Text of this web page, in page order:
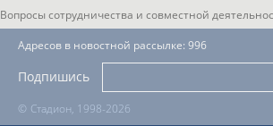
Вопросы сотрудничества и совместной
© Стадион, 1998-2026
Адресов в новостной рассылке: 996
Подпишись